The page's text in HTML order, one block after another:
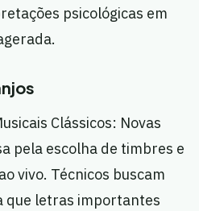
psicológicas em
Clássicos: Novas
pela escolha de timbres e
vivo. Técnicos buscam
que letras importantes